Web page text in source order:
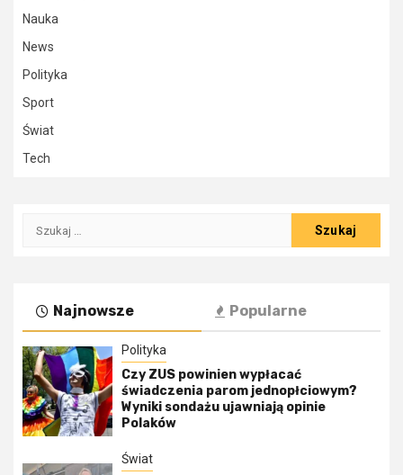
Nauka
News
Polityka
Sport
Świat
Tech
Szukaj:
Najnowsze Popularne
Polityka
Czy ZUS powinien wypłacać
świadczenia parom jednopłciowym?
Wyniki sondażu ujawniają opinie
Polaków
Świat